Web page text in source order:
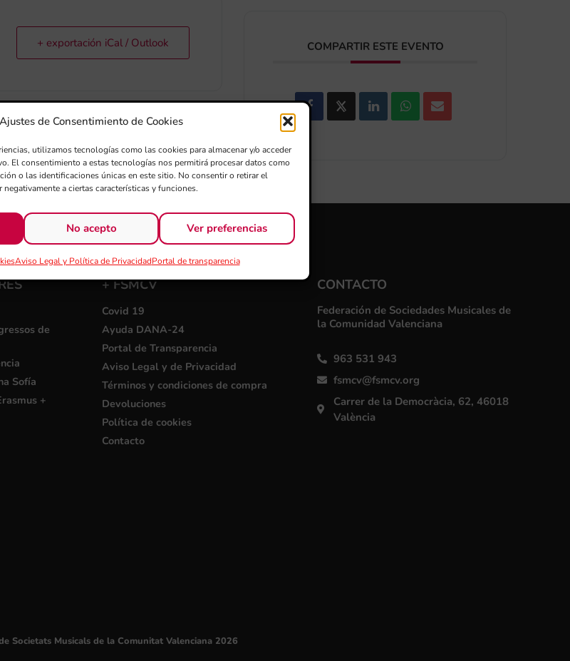
Ajustes de Consentimiento de Cookies
utilizamos tecnologías como las cookies para almacenar y/o acceder
El consentimiento a estas tecnologías nos permitirá procesar datos como
o las identificaciones únicas en este sitio. No consentir o retirar el
a ciertas características y funciones.
No acepto Ver preferencias
Aviso Legal y Política de PrivacidadPortal de transparencia
+ exportación iCal / Outlook COMPARTIR ESTE EVENTO
de
Sofía
+
+ FSMCV
Covid 19
Ayuda DANA-24
Portal de Transparencia
Aviso Legal y de Privacidad
Términos y condiciones de compra
Devoluciones
Política de cookies
Contacto
CONTACTO
Federación de Sociedades Musicales de
la Comunidad Valenciana
963 531 943
fsmcv@fsmcv.org
Carrer de la Democràcia, 62, 46018
València
Societats Musicals de la Comunitat Valenciana 2026